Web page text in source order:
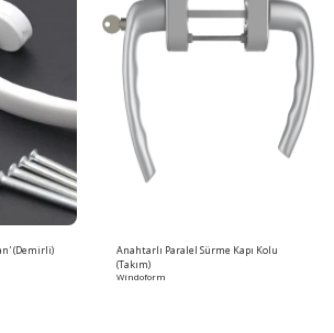
(Demirli)
Anahtarlı Paralel Sürme Kapı Kolu
(Takım)
Windoform